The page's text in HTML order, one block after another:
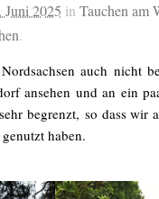
Juni 2025 in Tauchen am
.
auch nicht
ansehen und an ein
begrenzt, so dass
haben.